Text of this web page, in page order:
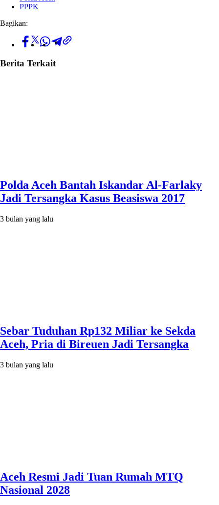
PPPK
Bagikan:
Berita Terkait
Polda Aceh Bantah Iskandar Al-Farlaky
Jadi Tersangka Kasus Beasiswa 2017
3 bulan yang lalu
Sebar Tuduhan Rp132 Miliar ke Sekda
Aceh, Pria di Bireuen Jadi Tersangka
3 bulan yang lalu
Aceh Resmi Jadi Tuan Rumah MTQ
Nasional 2028